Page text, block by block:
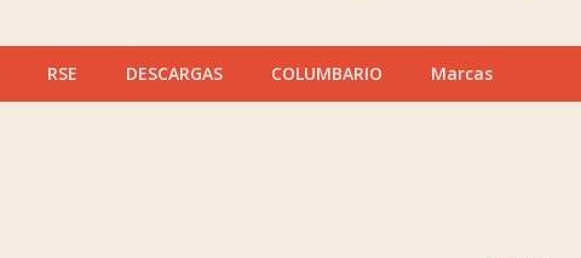
RSE DESCARGAS COLUMBARIO Marcas